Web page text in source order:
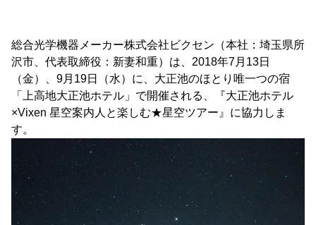
総合光学機器メーカー株式会社ビクセン（本社：埼玉県所
沢市、代表取締役：新妻和重）は、2018年7月13日
（金）、9月19日（水）に、大正池のほとり唯一つの宿
「上高地大正池ホテル」で開催される、『大正池ホテル
×Vixen 星空案内人と楽しむ★星空ツアー』に協力しま
す。